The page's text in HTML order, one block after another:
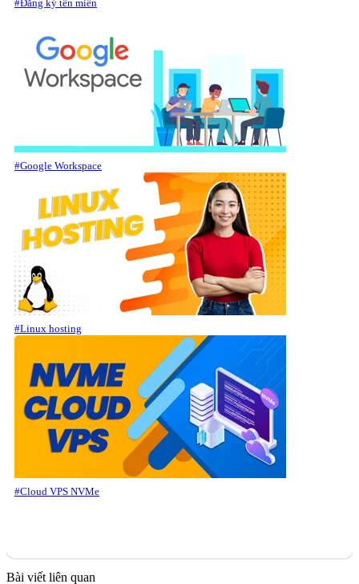
#Đăng ký tên miền
#Google Workspace
#Linux hosting
#Cloud VPS NVMe
Bài viết liên quan